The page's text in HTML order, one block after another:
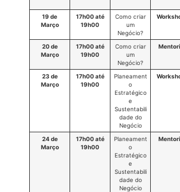
19 de
Março
17h00 até
19h00
Como criar
um
Negócio?
20 de
Março
17h00 até
19h00
Como criar
um
Negócio?
23 de
Março
17h00 até
19h00
Planeament
o
Estratégico
e
Sustentabili
dade do
Negócio
24 de
Março
17h00 até
19h00
Planeament
o
Estratégico
e
Sustentabili
dade do
Negócio